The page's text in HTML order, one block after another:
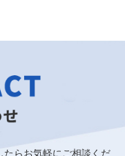
たらお気軽にご相談くだ